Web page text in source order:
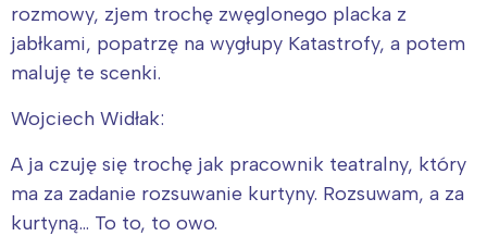
rozmowy, zjem trochę zwęglonego placka z
jabłkami, popatrzę na wygłupy Katastrofy, a potem
maluję te scenki.
Wojciech Widłak:
A ja czuję się trochę jak pracownik teatralny, który
ma za zadanie rozsuwanie kurtyny. Rozsuwam, a za
kurtyną… To to, to owo.